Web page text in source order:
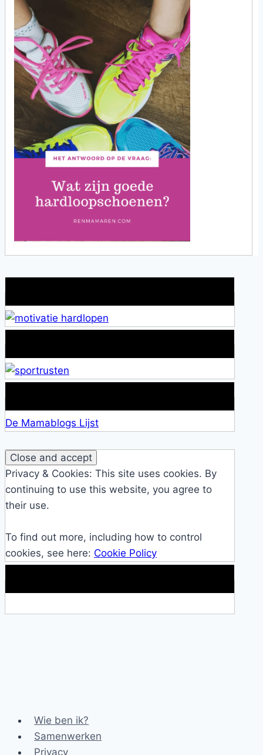
De Mamablogs Lijst
Privacy & Cookies: This site uses cookies. By
continuing to use this website, you agree to
their use.
To find out more, including how to control
cookies, see here: Cookie Policy
Wie ben ik?
Samenwerken
Privacy